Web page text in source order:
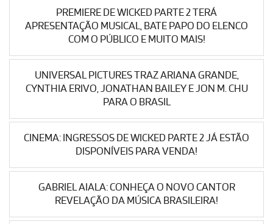
PREMIERE DE WICKED PARTE 2 TERÁ
APRESENTAÇÃO MUSICAL, BATE PAPO DO ELENCO
COM O PÚBLICO E MUITO MAIS!
UNIVERSAL PICTURES TRAZ ARIANA GRANDE,
CYNTHIA ERIVO, JONATHAN BAILEY E JON M. CHU
PARA O BRASIL
CINEMA: INGRESSOS DE WICKED PARTE 2 JÁ ESTÃO
DISPONÍVEIS PARA VENDA!
GABRIEL AIALA: CONHEÇA O NOVO CANTOR
REVELAÇÃO DA MÚSICA BRASILEIRA!